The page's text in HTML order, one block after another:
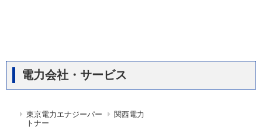
電力会社・サービス
東京電力エナジーパー
トナー
関西電力